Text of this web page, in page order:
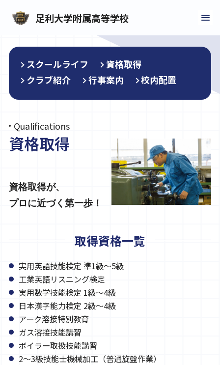
足利大学附属高等学校
スクールライフ
資格取得
クラブ紹介
行事案内 校内配置
Qualifications
資格取得
資格取得が、
プロに近づく第一歩！
取得資格一覧
実用英語技能検定 準1級～5級
工業英語リスニング検定
実用数学技能検定 1級～4級
日本漢字能力検定 2級～4級
アーク溶接特別教育
ガス溶接技能講習
ボイラー取扱技能講習
2～3級技能士機械加工（普通旋盤作業）